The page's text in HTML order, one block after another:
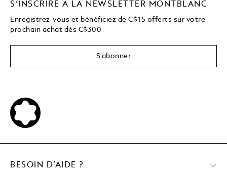
S’INSCRIRE À LA NEWSLETTER MONTBLANC
Enregistrez-vous et bénéficiez de C$15 offerts sur votre
prochain achat dès C$300
S'abonner
BESOIN D’AIDE ?